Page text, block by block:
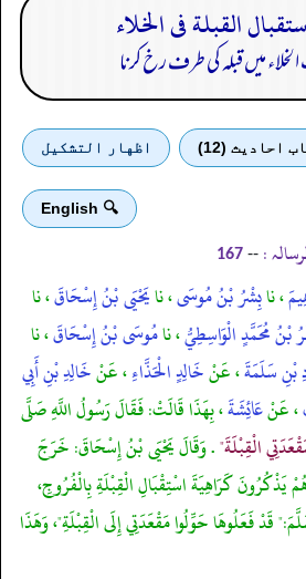
میں قبلہ کی طرف رخ کرنا
احادیث (12) اظهار التشكيل
🔍 English
:
--
167
، نابِشْرُ بْنُ مُوسَى، نايَحْيَى بْنُ إِسْحَاقَ، نا
بْنُ مُحَمَّدٍ الْوَاسِطِيُّ، نامُوسَى بْنُ إِسْحَاقَ، نا
بْنِ سَلَمَةَ، عَنْخَالِدٍ الْحَذَّاءِ، عَنْخَالِدِ بْنِ أَبِي
، عَنْعَائِشَةَ، بِهَذَا قَالَتْ: فَقَالَ رَسُولُ اللَّهِ صَلَّى
الْقِبْلَةَ". وَقَالَ يَحْيَى بْنُ إِسْحَاقَ: خَرَجَ
يَذْكُرُونَ كَرَاهِيَةَ اسْتِقْبَالِ الْقِبْلَةِ بِالْفُرُوجِ،
قَدْ فَعَلُوهَا حَوِّلُوا مَقْعَدَتِي إِلَى الْقِبْلَةِ"، وَهَذَا